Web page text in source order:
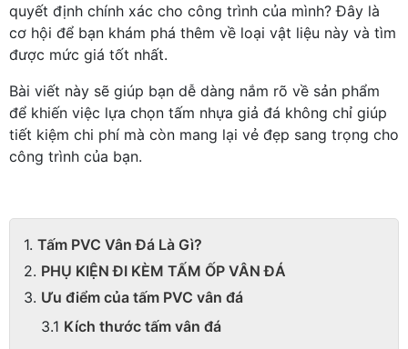
quyết định chính xác cho công trình của mình? Đây là
cơ hội để bạn khám phá thêm về loại vật liệu này và tìm
được mức giá tốt nhất.
Bài viết này sẽ giúp bạn dễ dàng nắm rõ về sản phẩm
để khiến việc lựa chọn tấm nhựa giả đá không chỉ giúp
tiết kiệm chi phí mà còn mang lại vẻ đẹp sang trọng cho
công trình của bạn.
Tấm PVC Vân Đá Là Gì?
PHỤ KIỆN ĐI KÈM TẤM ỐP VÂN ĐÁ
Ưu điểm của tấm PVC vân đá
Kích thước tấm vân đá